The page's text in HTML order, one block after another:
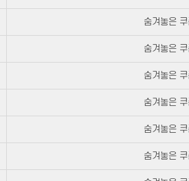
숨겨놓은
숨겨놓은
숨겨놓은
숨겨놓은
숨겨놓은
숨겨놓은